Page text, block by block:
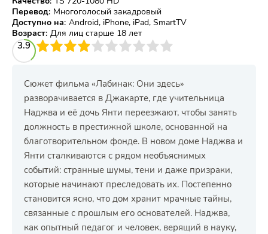
Перевод: Многоголосый закадровый
Доступно на: Android, iPhone, iPad, SmartTV
Возраст: Для лиц старше 18 лет
3.9
4 5 6 7 8 9 10
Сюжет фильма «Лабинак: Они здесь»
разворачивается в Джакарте, где учительница
Наджва и её дочь Янти переезжают, чтобы занять
должность в престижной школе, основанной на
благотворительном фонде. В новом доме Наджва и
Янти сталкиваются с рядом необъяснимых
событий: странные шумы, тени и даже призраки,
которые начинают преследовать их. Постепенно
становится ясно, что дом хранит мрачные тайны,
связанные с прошлым его основателей. Наджва,
как опытный педагог и человек, верящий в науку,